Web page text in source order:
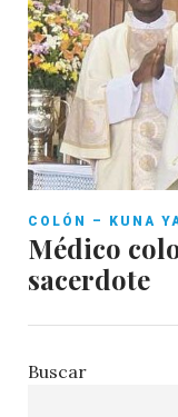
COLÓN – KUNA
Médico
sacerdote
Buscar